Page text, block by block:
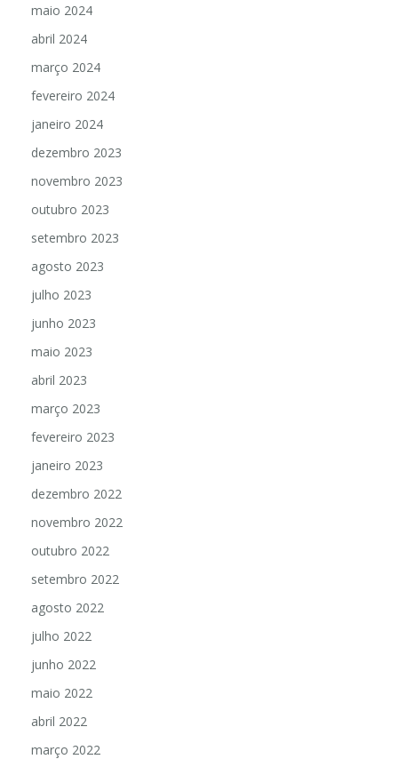
maio 2024
abril 2024
março 2024
fevereiro 2024
janeiro 2024
dezembro 2023
novembro 2023
outubro 2023
setembro 2023
agosto 2023
julho 2023
junho 2023
maio 2023
abril 2023
março 2023
fevereiro 2023
janeiro 2023
dezembro 2022
novembro 2022
outubro 2022
setembro 2022
agosto 2022
julho 2022
junho 2022
maio 2022
abril 2022
março 2022